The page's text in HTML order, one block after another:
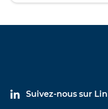
Suivez-nous sur